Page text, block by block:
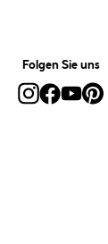
Folgen Sie uns